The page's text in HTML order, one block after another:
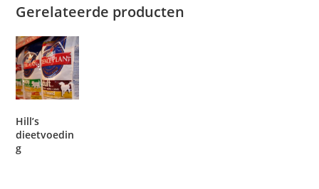
Gerelateerde producten
Hill’s
dieetvoedin
g